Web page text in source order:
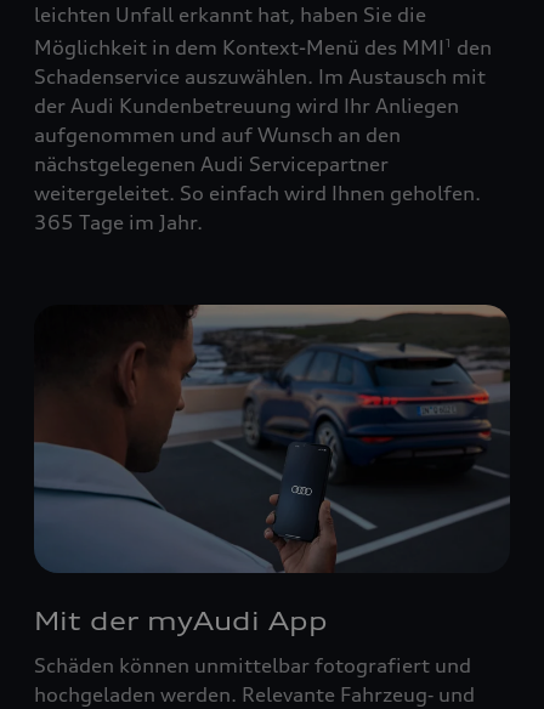
leichten Unfall erkannt hat, haben Sie die
Möglichkeit in dem Kontext-Menü des MMI 1
den
Schadenservice auszuwählen. Im Austausch mit
der Audi Kundenbetreuung wird Ihr Anliegen
aufgenommen und auf Wunsch an den
nächstgelegenen Audi Servicepartner
weitergeleitet. So einfach wird Ihnen geholfen.
365 Tage im Jahr.
Mit der myAudi App
Schäden können unmittelbar fotografiert und
hochgeladen werden. Relevante Fahrzeug‑ und